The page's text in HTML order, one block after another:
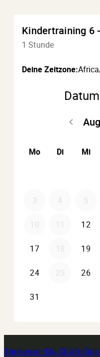
Taekwon-Do Gräfelfing